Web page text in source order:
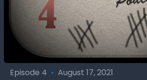
Episode 4 • August 17, 2021